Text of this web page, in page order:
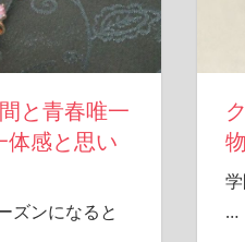
と青春唯一
体感と思い
ズンになると
…